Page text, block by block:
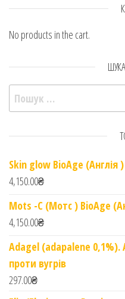
No products in the cart.
Пошук:
Skin glow BioAge (Англія )
4,150.00₴
Mots -C (Мотс ) BioAge
4,150.00₴
Adagel (adapalene 0,1%).
проти вугрів
297.00₴